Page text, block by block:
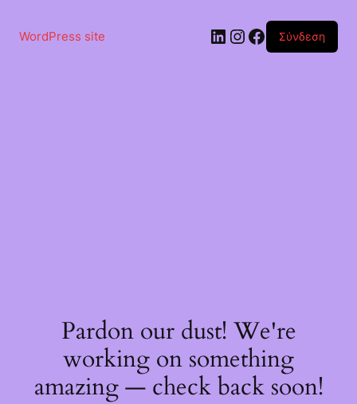
περιεχόμενο
WordPress site Linkedin
Instagram
Facebook
Σύνδεση
Pardon our dust! We're
working on something
amazing — check back soon!